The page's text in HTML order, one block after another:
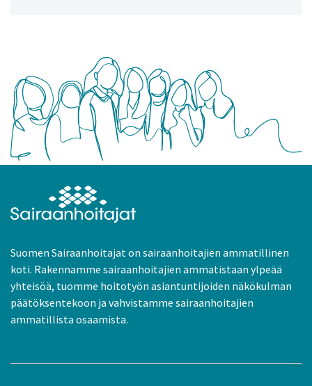
Suomen Sairaanhoitajat on sairaanhoitajien ammatillinen
koti. Rakennamme sairaanhoitajien ammatistaan ylpeää
yhteisöä, tuomme hoitotyön asiantuntijoiden näkökulman
päätöksentekoon ja vahvistamme sairaanhoitajien
ammatillista osaamista.